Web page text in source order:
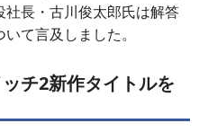
社長・古川俊太郎氏は解答
て言及しました。
チ2新作タイトルを